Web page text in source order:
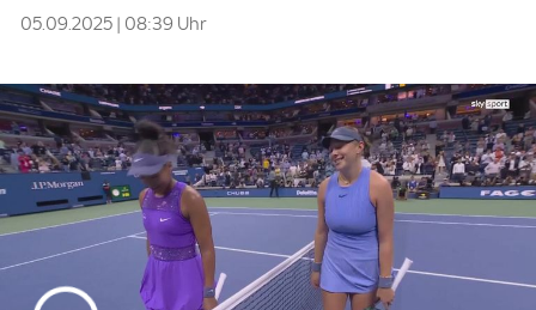
05.09.2025 | 08:39 Uhr